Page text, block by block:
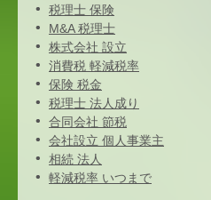
税理士 保険
M&A 税理士
株式会社 設立
消費税 軽減税率
保険 税金
税理士 法人成り
合同会社 節税
会社設立 個人事業主
相続 法人
軽減税率 いつまで